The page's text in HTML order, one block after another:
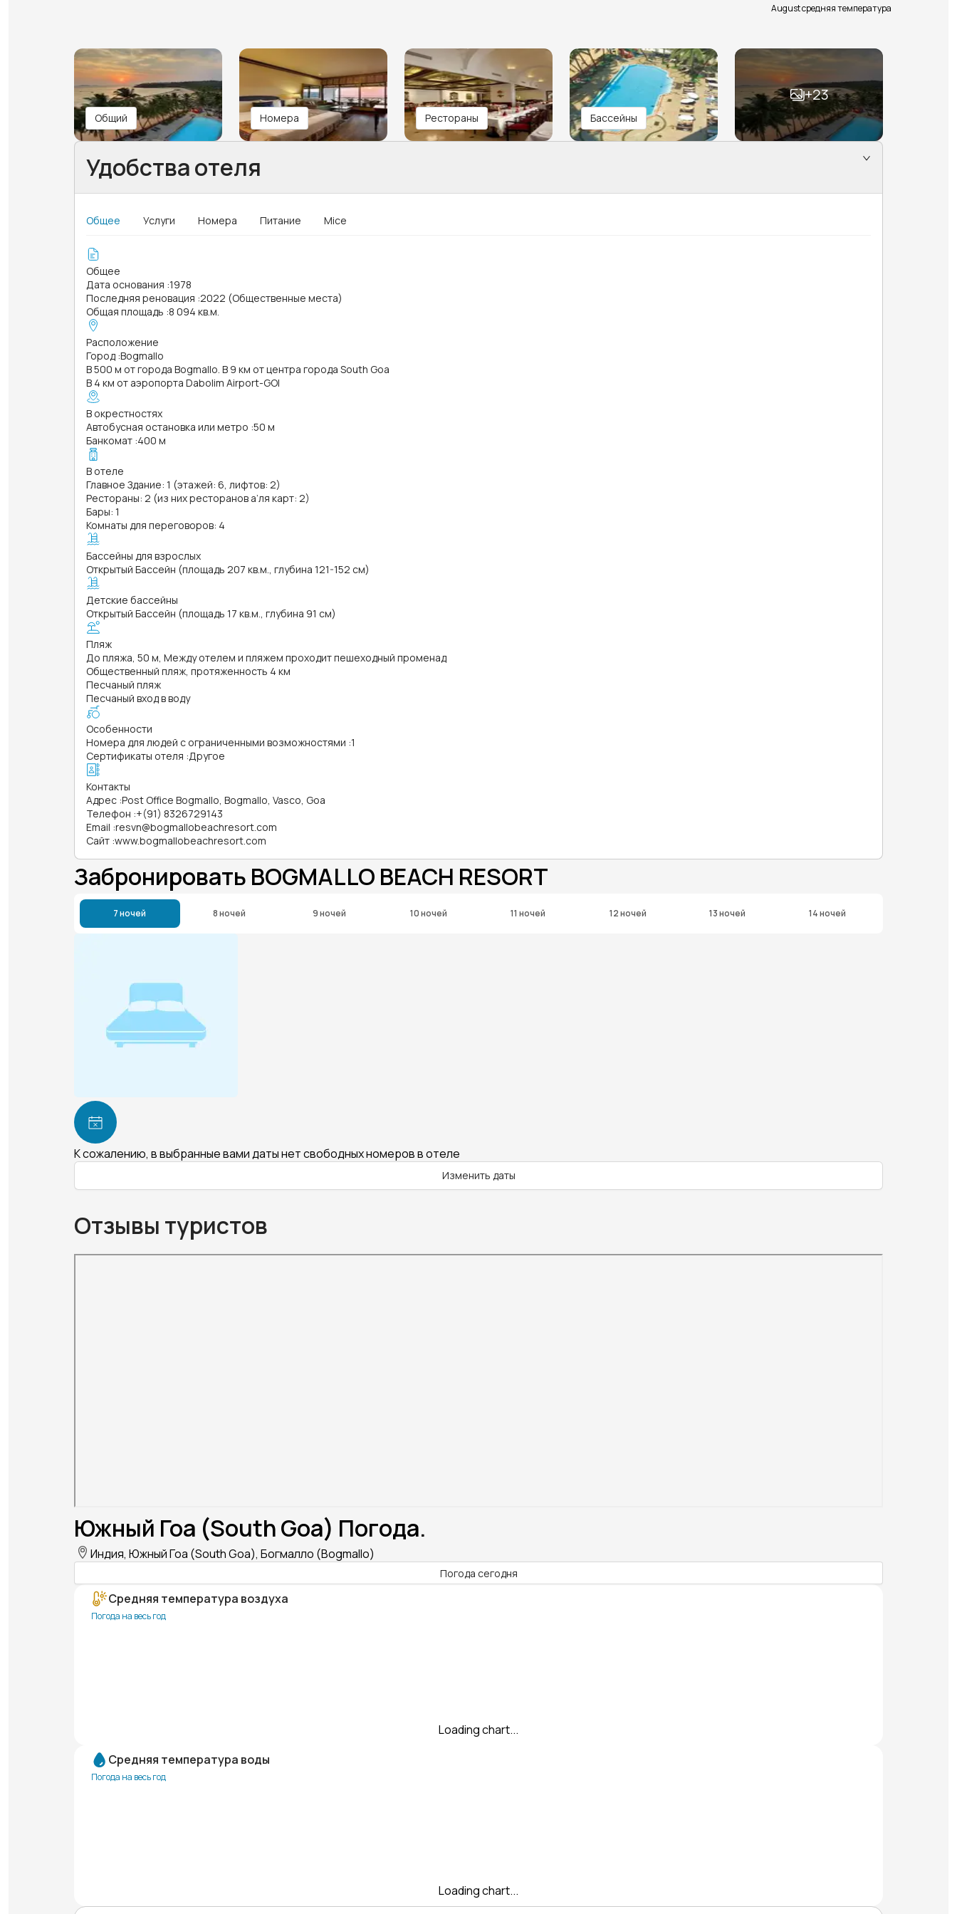
August средняя температура
Общий Номера Рестораны Бассейны
+23
Удобства отеля
Общее Услуги Номера Питание Mice
Общее
Дата основания :1978
Последняя реновация :2022 (Общественные места)
Общая площадь :8 094 кв.м.
Расположение
Город :Bogmallo
В 500 м от города Bogmallo. В 9 км от центра города South Goa
В 4 км от аэропорта Dabolim Airport-GOI
В окрестностях
Автобусная остановка или метро :50 м
Банкомат :400 м
В отеле
Главное Здание: 1 (этажей: 6, лифтов: 2)
Рестораны: 2 (из них ресторанов а’ля карт: 2)
Бары: 1
Комнаты для переговоров: 4
Бассейны для взрослых
Открытый Бассейн (площадь 207 кв.м., глубина 121-152 см)
Детские бассейны
Открытый Бассейн (площадь 17 кв.м., глубина 91 см)
Пляж
До пляжа, 50 м, Между отелем и пляжем проходит пешеходный променад
Общественный пляж, протяженность 4 км
Песчаный пляж
Песчаный вход в воду
Особенности
Номера для людей с ограниченными возможностями :1
Сертификаты отеля :Другое
Контакты
Адрес :Post Office Bogmallo, Bogmallo, Vasco, Goa
Телефон :+(91) 8326729143
Email :resvn@bogmallobeachresort.com
Сайт :www.bogmallobeachresort.com
Забронировать BOGMALLO BEACH RESORT
7 ночей 8 ночей 9 ночей 10 ночей 11 ночей 12 ночей 13 ночей 14 ночей
К сожалению, в выбранные вами даты нет свободных номеров в отеле
Изменить даты
Отзывы туристов
Южный Гоа (South Goa) Погода.
Индия, Южный Гоа (South Goa), Богмалло (Bogmallo)
Погода сегодня
Средняя температура воздуха
Погода на весь год
Loading chart...
Средняя температура воды
Погода на весь год
Loading chart...